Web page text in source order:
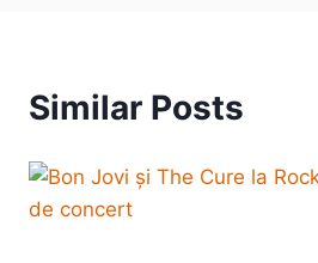
Similar Posts